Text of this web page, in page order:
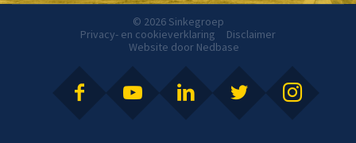
© 2026 Sinkegroep
Privacy- en cookieverklaring
Disclaimer
Website door Nedbase